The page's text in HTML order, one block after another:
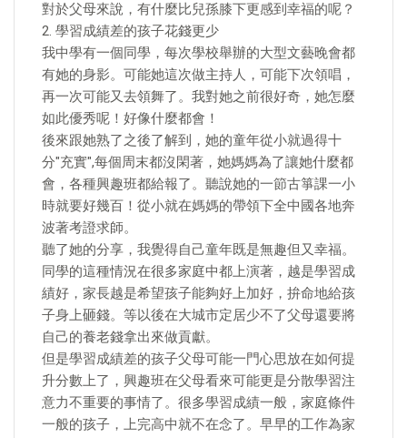
對於父母來說，有什麼比兒孫膝下更感到幸福的呢？
2. 學習成績差的孩子花錢更少
我中學有一個同學，每次學校舉辦的大型文藝晚會都
有她的身影。可能她這次做主持人，可能下次領唱，
再一次可能又去領舞了。我對她之前很好奇，她怎麼
如此優秀呢！好像什麼都會！
後來跟她熟了之後了解到，她的童年從小就過得十
分"充實",每個周末都沒閑著，她媽媽為了讓她什麼都
會，各種興趣班都給報了。聽說她的一節古箏課一小
時就要好幾百！從小就在媽媽的帶領下全中國各地奔
波著考證求師。
聽了她的分享，我覺得自己童年既是無趣但又幸福。
同學的這種情況在很多家庭中都上演著，越是學習成
績好，家長越是希望孩子能夠好上加好，拚命地給孩
子身上砸錢。等以後在大城市定居少不了父母還要將
自己的養老錢拿出來做貢獻。
但是學習成績差的孩子父母可能一門心思放在如何提
升分數上了，興趣班在父母看來可能更是分散學習注
意力不重要的事情了。很多學習成績一般，家庭條件
一般的孩子，上完高中就不在念了。早早的工作為家